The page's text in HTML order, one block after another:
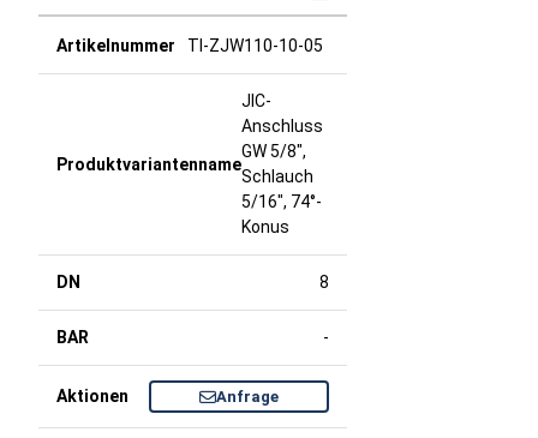
TI-ZJW110-10-05
JIC-
Anschluss
GW 5/8",
Schlauch
5/16", 74°-
Konus
8
-
Anfrage